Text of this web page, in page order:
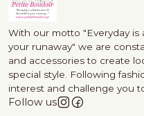
With our motto "Everyday is
your runaway" we are
and accessories to create
special style. Following
interest and challenge you
Follow us